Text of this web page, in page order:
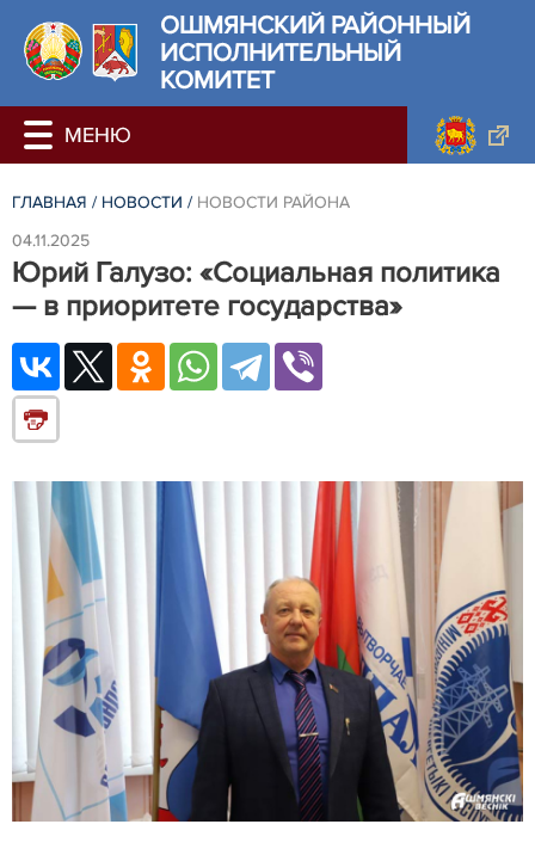
ОШМЯНСКИЙ РАЙОННЫЙ
ИСПОЛНИТЕЛЬНЫЙ
КОМИТЕТ
ГЛАВНАЯ / НОВОСТИ / НОВОСТИ РАЙОНА
04.11.2025
Юрий Галузо: «Социальная политика
— в приоритете государства»